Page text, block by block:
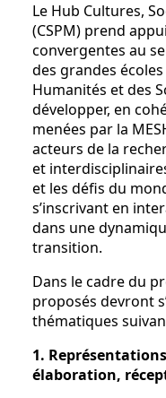
Le Hub Cultures,
(CSPM) prend
convergentes au
des grandes
Humanités et des
développer, en
menées par la
acteurs de la
et
et les défis du
s’inscrivant en
dans une
transition.
Dans le cadre du
proposés devront
thématiques
1.
élaboration,